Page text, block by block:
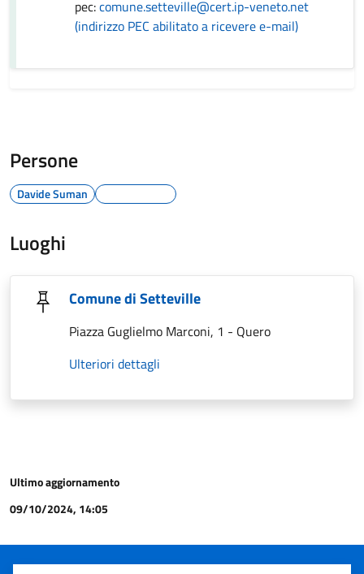
pec:comune.setteville@cert.ip-veneto.net
(indirizzo PEC abilitato a ricevere e-mail)
Persone
Davide Suman
Luoghi
Comune di Setteville
Piazza Guglielmo Marconi, 1 - Quero
Ulteriori dettagli
Ultimo aggiornamento
09/10/2024, 14:05